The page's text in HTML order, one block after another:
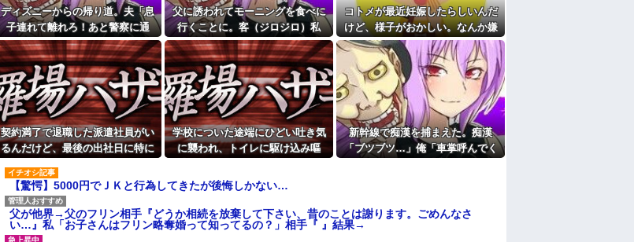
食わせてっ
うw w w w w
コメント欄が炎
くて驚愕
方が貧乏くさくて
ぎるｗｗｗｗｗｗ
そこに金庫があっ
」
クション鳴らして
【悲報】民主党政権期、トヨタ本体すら営業赤字になる「超円高」…中小企
業の景況も厳しい水準だった←これエグいよな
夫「同居して親の介護を…」嫁「自分の親がいびられる姿を見たければどう
ぞ？」
【唖然】浮気バレた旦那が嫁に勢いで吐き出した結果ｗｗｗｗ
主な税金の成り立ちを調べてみたよ
ディズニーからの帰り道。夫「息
子連れて離れろ！あと警察に通
報！」私「助けて！」駅員「どう
しました！？」→トンデモナイこ
とに…
父に誘われてモーニングを食べに
行くことに。客（ジロジロ）私
「えっ何？」店員「見ての通りの
状況なので…」→まさかの対応を
されて...
コトメが最近妊娠したらしいんだ
けど、様子がおかしい。なんか嫌
な予感がして、コトメにこっそり
電話したら...
契約満了で退職した派遣社員がい
るんだけど、最後の出社日に特に
学校についた途端にひどい吐き気
に襲われ、トイレに駆け込み嘔
れ...
新幹線で痴漢を捕まえた。痴漢
「ブツブツ…」俺「車掌呼んでく
【驚愕】5000円でＪＫと行為してきたが後悔しかない…
父が他界→父のフリン相手『どうか相続を放棄して下さい、昔のことは謝ります。ごめんなさ
い…』私「お子さんはフリン略奪婚って知ってるの？」相手『 』結果→